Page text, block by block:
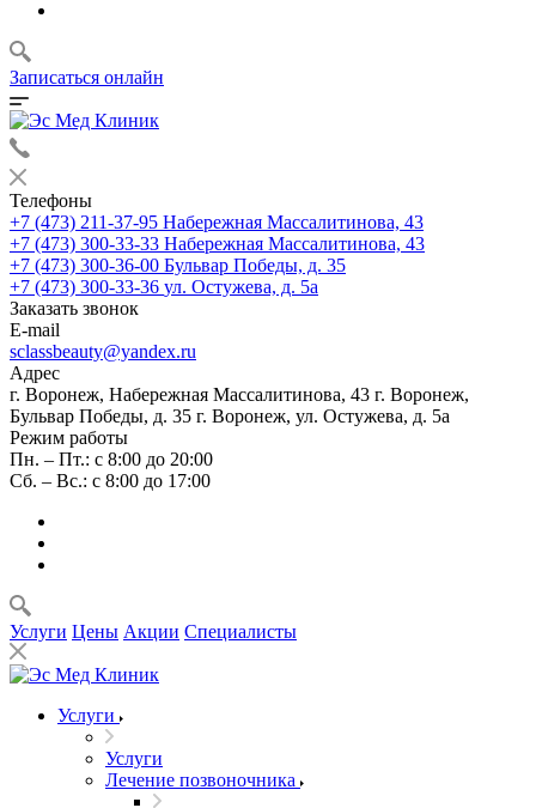
Записаться онлайн
Телефоны
+7 (473) 211-37-95 Набережная Массалитинова, 43
+7 (473) 300-33-33 Набережная Массалитинова, 43
+7 (473) 300-36-00 Бульвар Победы, д. 35
+7 (473) 300-33-36 ул. Остужева, д. 5а
Заказать звонок
E-mail
sclassbeauty@yandex.ru
Адрес
г. Воронеж, Набережная Массалитинова, 43 г. Воронеж,
Бульвар Победы, д. 35 г. Воронеж, ул. Остужева, д. 5а
Режим работы
Пн. – Пт.: с 8:00 до 20:00
Сб. – Вс.: с 8:00 до 17:00
Услуги Цены Акции Специалисты
Услуги
Услуги
Лечение позвоночника